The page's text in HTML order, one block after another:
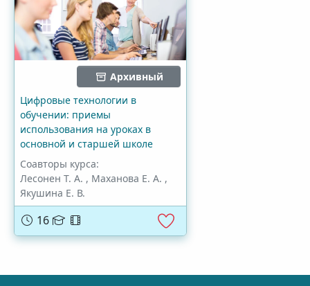
Архивный
Цифровые технологии в
обучении: приемы
использования на уроках в
основной и старшей школе
Соавторы курса:
Лесонен Т. А. , Маханова Е. А. ,
Якушина Е. В.
16